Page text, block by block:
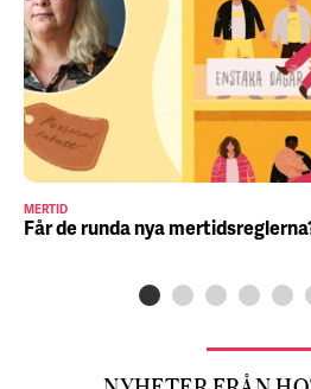
MERTID
Får de runda nya